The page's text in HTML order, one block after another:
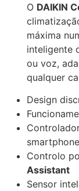
O DAIKIN
máxima
inteligente
ou voz,
qualquer
Design
Controlo
Assistant
Sensor